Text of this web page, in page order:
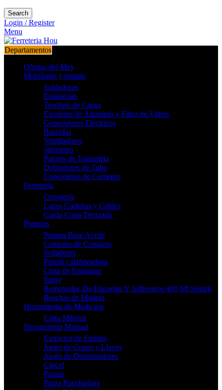
Search
Login / Register
Menu
Departamentos
Ofertas del Mes
Mobiliario y equipo
Soldadoras
Estanterías
Trockets de Carga
Escaleras de Aluminio y Fibra de Vidrio
Generadores Eléctricos
Basculas
Ventiladores
odómetro
Patines de Traspaleta
Dobladores de Tubo
Concreteras de Cemento
Ferretería
Cerrajería
Lazos Cadenas y Cables
Carda Copa Trenzada
Pinturas
Pintura Base Aceite
Cemento de Contacto
Selladores
Pistola calafateadora
Cinta de Empaque
Spray
Removedor De Etiquetas Y Adhesivos 400 Ml Squirk
Brochas de Madera
Herramienta de Medicion
Cinta Métrica
Herramienta Manual
Extractor de Fluidos
Juego de Copas y Llaves
Juego de Desarmadores
Cincel
Pinzas
Pinza Ponchadora